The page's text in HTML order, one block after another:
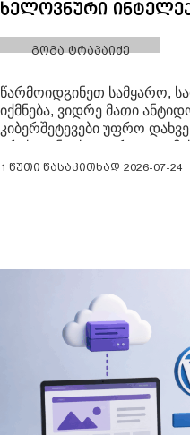
ხელოვნური
გოგა ტრაპაიძე
წარმოიდგინეთ სამყარო,
იქმნება, ვიდრე მათი
კიბერშეტევები უფრო
არის ფანტასტიკური
კიბერუსაფრთხოების
როგორც ყველა
1 წუთი წასაკითხად 2026-07-24